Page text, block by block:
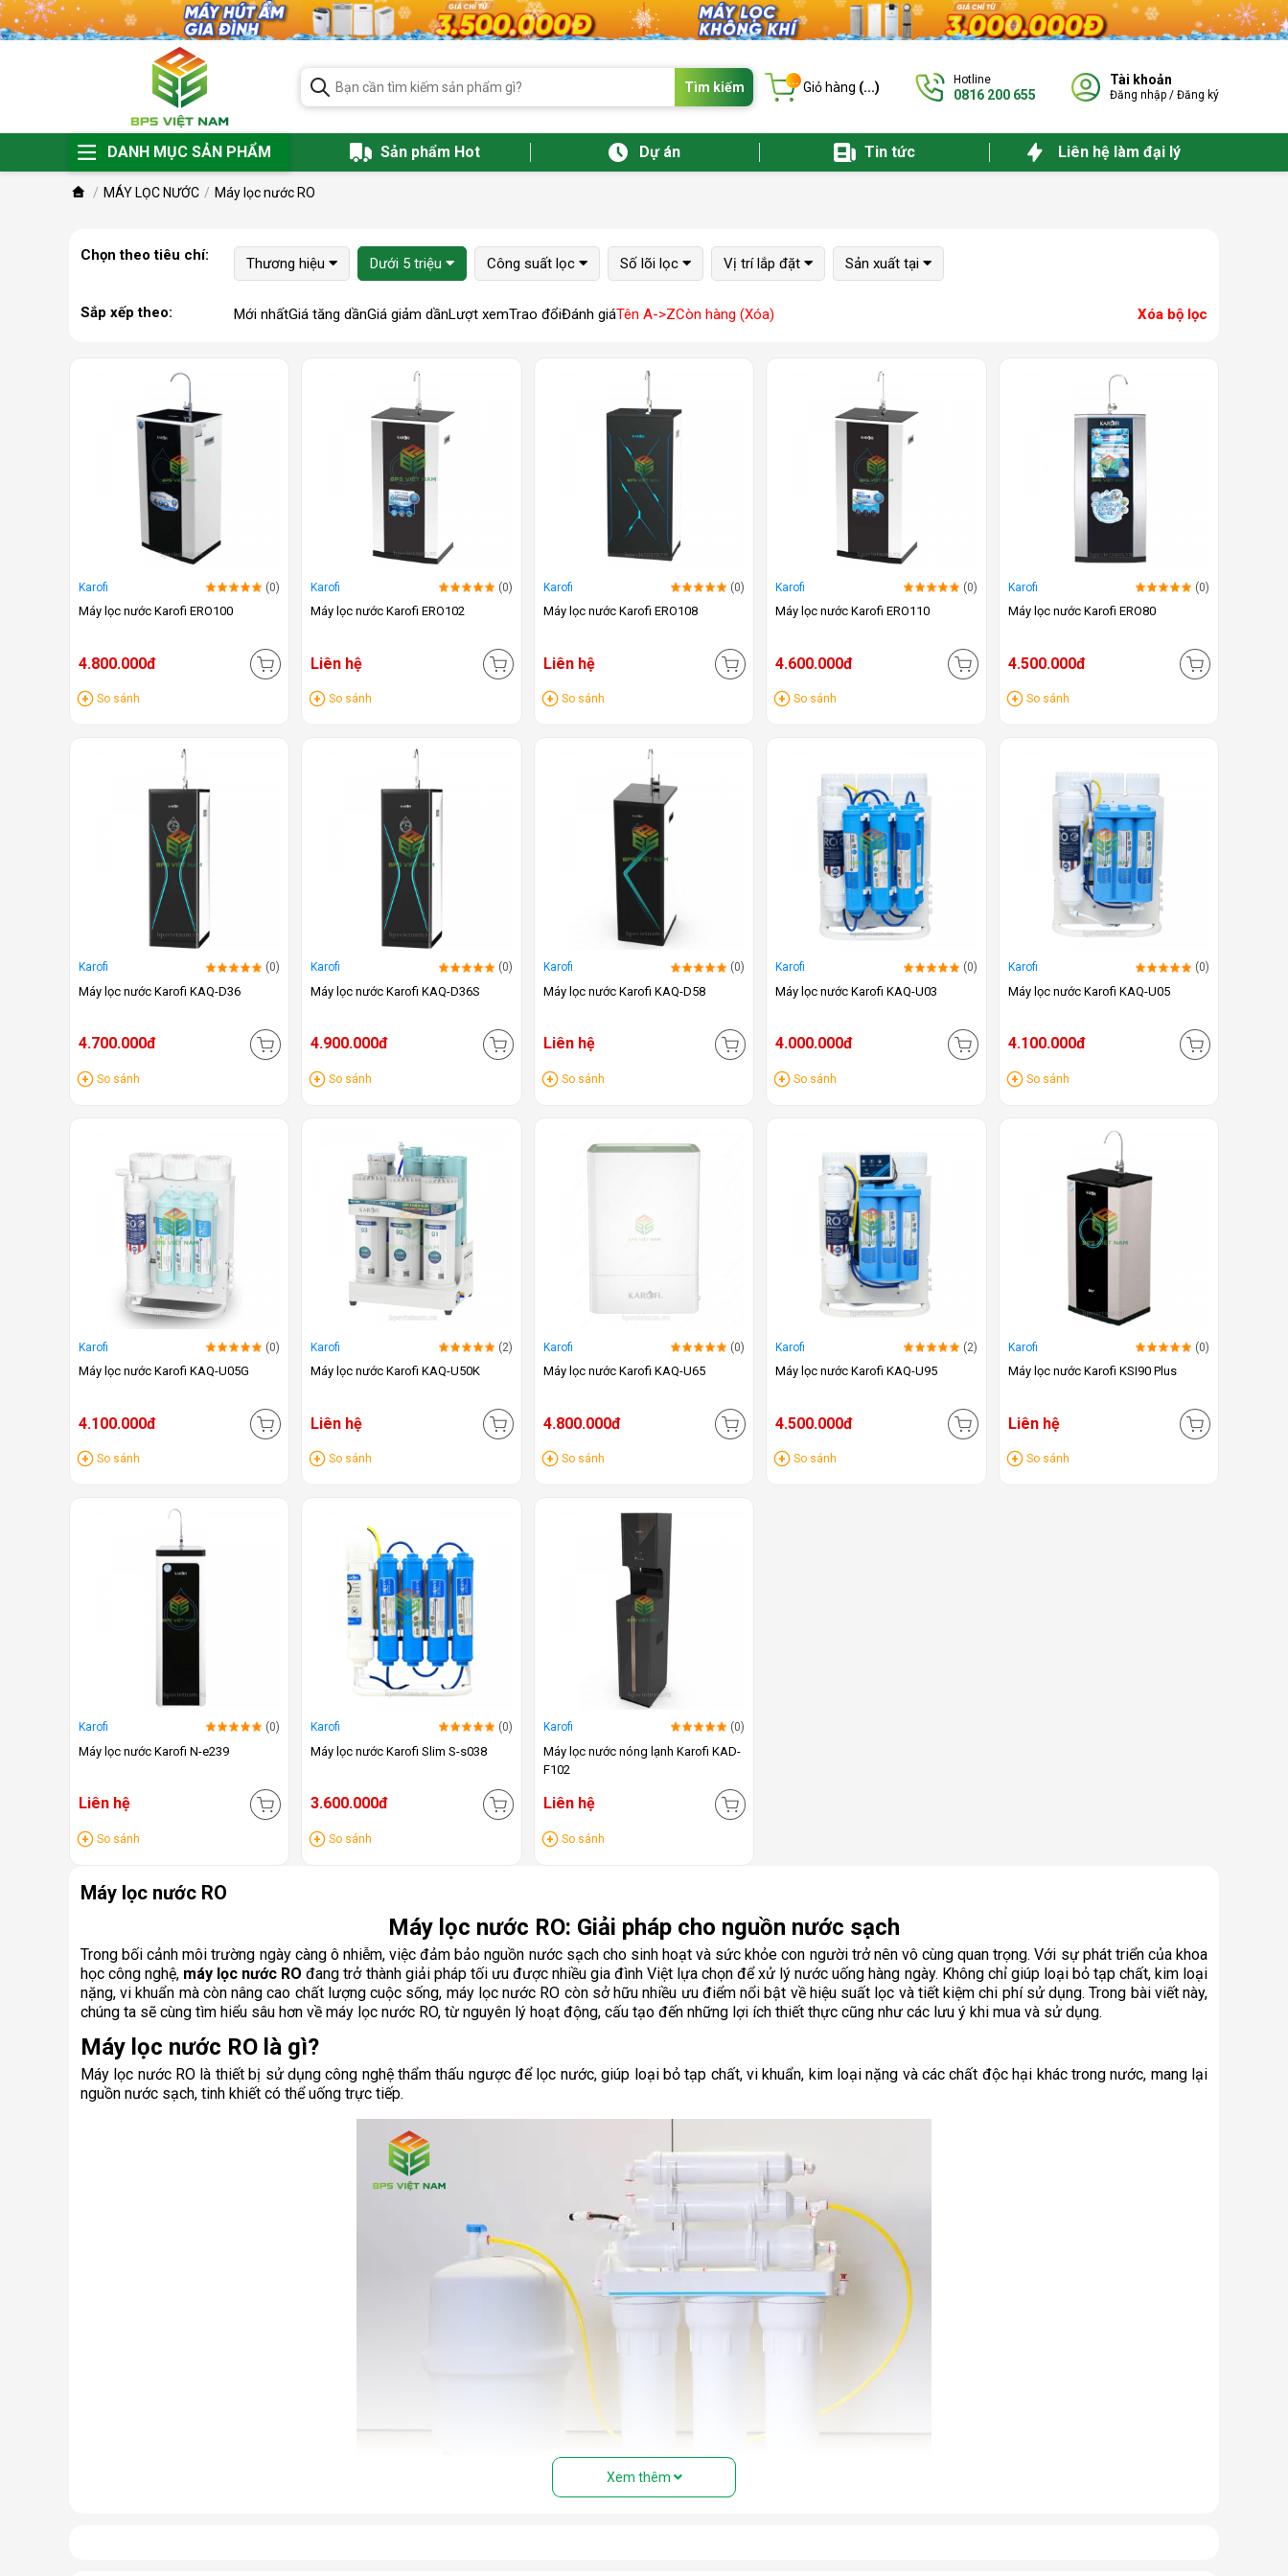
Tìm kiếm ... Giỏ hàng (...) Hotline
0816 200 655
Tài khoản
Đăng nhập / Đăng ký
DANH MỤC SẢN PHẨM Sản phẩm Hot Dự án Tin tức Liên hệ làm đại lý
MÁY LỌC NƯỚC Máy lọc nước RO
Chọn theo tiêu chí: Thương hiệu Dưới 5 triệu Công suất lọc Số lõi lọc Vị trí lắp đặt Sản xuất tại
Sắp xếp theo: Mới nhấtGiá tăng dầnGiá giảm dầnLượt xemTrao đổiĐánh giáTên A->ZCòn hàng (Xóa) Xóa bộ lọc
Karofi (0)
Máy lọc nước Karofi ERO100
4.800.000đ
So sánh
Karofi (0)
Máy lọc nước Karofi ERO102
Liên hệ
So sánh
Karofi (0)
Máy lọc nước Karofi ERO108
Liên hệ
So sánh
Karofi (0)
Máy lọc nước Karofi ERO110
4.600.000đ
So sánh
Karofi (0)
Máy lọc nước Karofi ERO80
4.500.000đ
So sánh
Karofi (0)
Máy lọc nước Karofi KAQ-D36
4.700.000đ
So sánh
Karofi (0)
Máy lọc nước Karofi KAQ-D36S
4.900.000đ
So sánh
Karofi (0)
Máy lọc nước Karofi KAQ-D58
Liên hệ
So sánh
Karofi (0)
Máy lọc nước Karofi KAQ-U03
4.000.000đ
So sánh
Karofi (0)
Máy lọc nước Karofi KAQ-U05
4.100.000đ
So sánh
Karofi (0)
Máy lọc nước Karofi KAQ-U05G
4.100.000đ
So sánh
Karofi (2)
Máy lọc nước Karofi KAQ-U50K
Liên hệ
So sánh
Karofi (0)
Máy lọc nước Karofi KAQ-U65
4.800.000đ
So sánh
Karofi (2)
Máy lọc nước Karofi KAQ-U95
4.500.000đ
So sánh
Karofi (0)
Máy lọc nước Karofi KSI90 Plus
Liên hệ
So sánh
Karofi (0)
Máy lọc nước Karofi N-e239
Liên hệ
So sánh
Karofi (0)
Máy lọc nước Karofi Slim S-s038
3.600.000đ
So sánh
Karofi (0)
Máy lọc nước nóng lạnh Karofi KAD-
F102
Liên hệ
So sánh
Máy lọc nước RO
Máy lọc nước RO: Giải pháp cho nguồn nước sạch
Trong bối cảnh môi trường ngày càng ô nhiễm, việc đảm bảo nguồn nước sạch cho sinh hoạt và sức khỏe con người trở nên vô cùng quan trọng. Với sự phát triển của khoa
học công nghệ, máy lọc nước RO đang trở thành giải pháp tối ưu được nhiều gia đình Việt lựa chọn để xử lý nước uống hàng ngày. Không chỉ giúp loại bỏ tạp chất, kim loại
nặng, vi khuẩn mà còn nâng cao chất lượng cuộc sống, máy lọc nước RO còn sở hữu nhiều ưu điểm nổi bật về hiệu suất lọc và tiết kiệm chi phí sử dụng. Trong bài viết này,
chúng ta sẽ cùng tìm hiểu sâu hơn về máy lọc nước RO, từ nguyên lý hoạt động, cấu tạo đến những lợi ích thiết thực cũng như các lưu ý khi mua và sử dụng.
Máy lọc nước RO là gì?
Máy lọc nước RO là thiết bị sử dụng công nghệ thẩm thấu ngược để lọc nước, giúp loại bỏ tạp chất, vi khuẩn, kim loại nặng và các chất độc hại khác trong nước, mang lại
nguồn nước sạch, tinh khiết có thể uống trực tiếp.
Xem thêm